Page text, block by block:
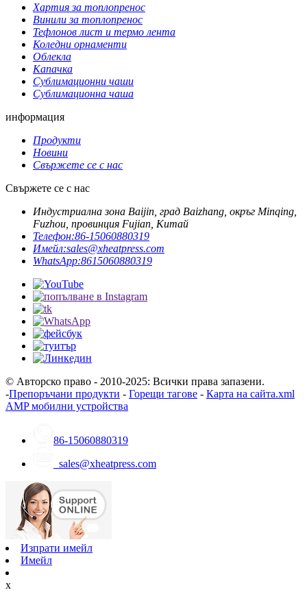
Хартия за топлопренос
Винили за топлопренос
Тефлонов лист и термо лента
Коледни орнаменти
Облекла
Капачка
Сублимационни чаши
Сублимационна чаша
информация
Продукти
Новини
Свържете се с нас
Свържете се с нас
Индустриална зона Baijin, град Baizhang, окръг Minqing,
Fuzhou, провинция Fujian, Китай
Телефон:86-15060880319
Имейл:sales@xheatpress.com
WhatsApp:8615060880319
© Авторско право - 2010-2025: Всички права запазени.
-Препоръчани продукти - Горещи тагове - Карта на сайта.xml
AMP мобилни устройства
86-15060880319
sales@xheatpress.com
Изпрати имейл
Имейл
x